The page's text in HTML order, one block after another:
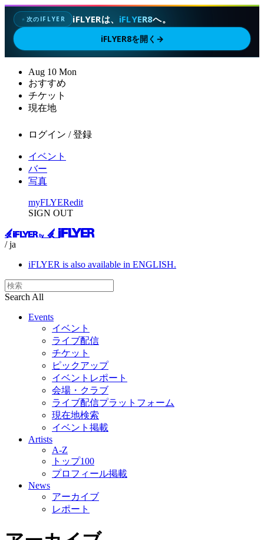
✦次のIFLYER iFLYERは、 iFLYER8へ。
iFLYER8を開く →
Aug 10 Mon
おすすめ
チケット
現在地
ログイン / 登録
イベント
バー
写真
myFLYERedit
SIGN OUT
/ ja
iFLYER is also available in ENGLISH.
Search All
Events
イベント
ライブ配信
チケット
ピックアップ
イベントレポート
会場・クラブ
ライブ配信プラットフォーム
現在地検索
イベント掲載
Artists
A-Z
トップ100
プロフィール掲載
News
アーカイブ
レポート